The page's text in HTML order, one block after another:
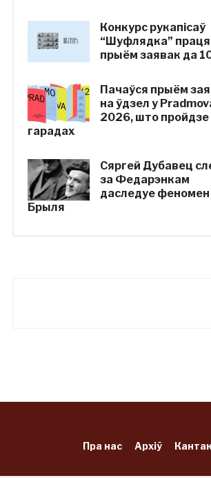
Конкурс рукапісаў
“Шуфлядка”
прыём заявак да
Пачаўся прыём
на ўдзел у
2026, што пройдзе
гарадах
Сяргей Дубавец
за Федарэнкам
даследуе феномен
Брыля
Пра нас Архіў